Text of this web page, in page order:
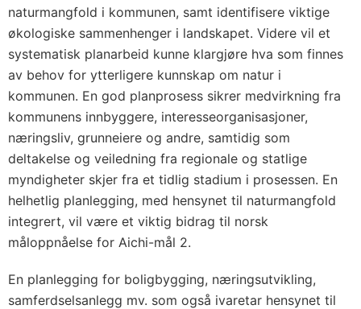
naturmangfold i kommunen, samt identifisere viktige
økologiske sammenhenger i landskapet. Videre vil et
systematisk planarbeid kunne klargjøre hva som finnes
av behov for ytterligere kunnskap om natur i
kommunen. En god planprosess sikrer medvirkning fra
kommunens innbyggere, interesseorganisasjoner,
næringsliv, grunneiere og andre, samtidig som
deltakelse og veiledning fra regionale og statlige
myndigheter skjer fra et tidlig stadium i prosessen. En
helhetlig planlegging, med hensynet til naturmangfold
integrert, vil være et viktig bidrag til norsk
måloppnåelse for Aichi-mål 2.
En planlegging for boligbygging, næringsutvikling,
samferdselsanlegg mv. som også ivaretar hensynet til